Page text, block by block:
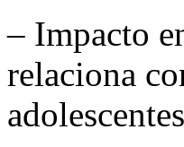
– Impacto
relaciona